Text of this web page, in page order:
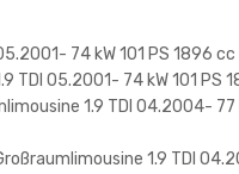
74 kW 101 PS 1896 cc
TDI 05.2001- 74 kW 101 PS
1.9 TDI 04.2004- 77
1.9 TDI